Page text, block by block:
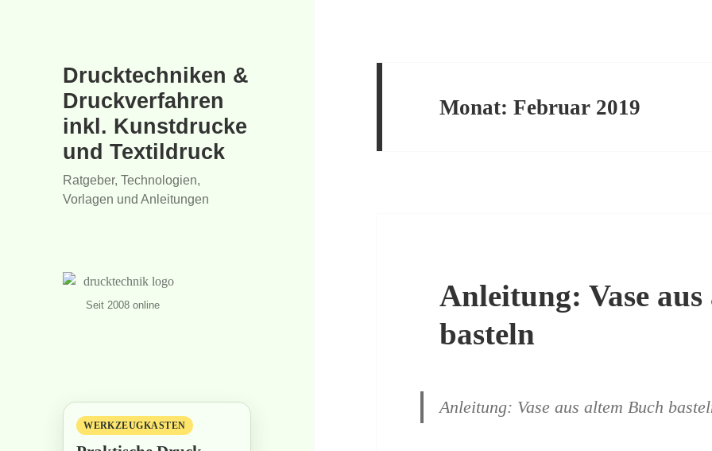
Drucktechniken &
Druckverfahren
inkl. Kunstdrucke
und Textildruck
Ratgeber, Technologien,
Vorlagen und Anleitungen
Seit 2008 online
WERKZEUGKASTEN
Monat:Februar 2019
Anleitung: Vase
basteln
Anleitung: Vase aus altem Buch